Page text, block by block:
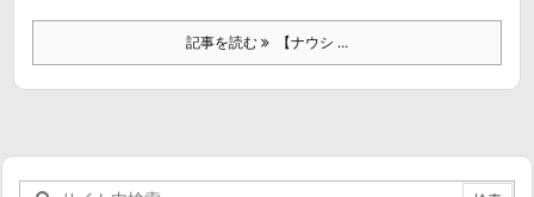
記事を読む 【ナウシ ...